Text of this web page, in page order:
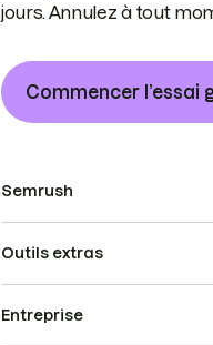
jours. Annulez à tout
Commencer l’essai
Semrush
Outils extras
Entreprise